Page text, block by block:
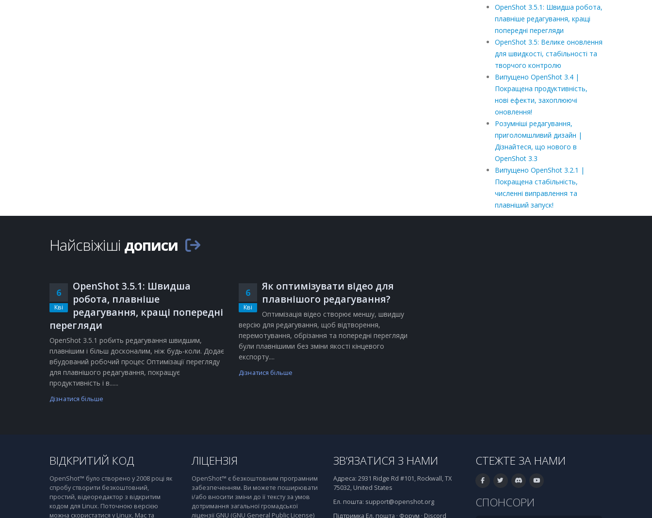
OpenShot 3.5.1: Швидша робота,
плавніше редагування, кращі
попередні перегляди
OpenShot 3.5: Велике оновлення
для швидкості, стабільності та
творчого контролю
Випущено OpenShot 3.4 |
Покращена продуктивність,
нові ефекти, захоплюючі
оновлення!
Розумніші редагування,
приголомшливий дизайн |
Дізнайтеся, що нового в
OpenShot 3.3
Випущено OpenShot 3.2.1 |
Покращена стабільність,
численні виправлення та
плавніший запуск!
Найсвіжіші дописи
6
Кві
OpenShot 3.5.1: Швидша
робота, плавніше
редагування, кращі попередні
перегляди
OpenShot 3.5.1 робить редагування швидшим,
плавнішим і більш досконалим, ніж будь-коли. Додає
вбудований робочий процес Оптимізації перегляду
для плавнішого редагування, покращує
продуктивність і в......
Дізнатися більше
6
Кві
Як оптимізувати відео для
плавнішого редагування?
Оптимізація відео створює меншу, швидшу
версію для редагування, щоб відтворення,
перемотування, обрізання та попередні перегляди
були плавнішими без зміни якості кінцевого
експорту....
Дізнатися більше
ВІДКРИТИЙ КОД
OpenShot™ було створено у 2008 році як
спробу створити безкоштовний,
простий, відеоредактор з відкритим
кодом для Linux. Поточною версією
можна скористатися у Linux, Mac та
ЛІЦЕНЗІЯ
OpenShot™ є безкоштовним програмним
забезпеченням. Ви можете поширювати
і/або вносити зміни до її тексту за умов
дотримання загальної громадської
ліцензії GNU (GNU General Public License)
ЗВ’ЯЗАТИСЯ З НАМИ
Адреса: 2931 Ridge Rd #101, Rockwall, TX
75032, United States
Ел. пошта: support@openshot.org
Підтримка Ел. пошта · Форум · Discord
СТЕЖТЕ ЗА НАМИ
СПОНСОРИ